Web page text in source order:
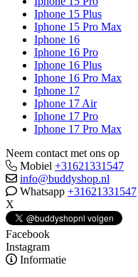
Iphone 15 Plus
Iphone 15 Pro Max
Iphone 16
Iphone 16 Pro
Iphone 16 Plus
Iphone 16 Pro Max
Iphone 17
Iphone 17 Air
Iphone 17 Pro
Iphone 17 Pro Max
Neem contact met ons op
Mobiel +31621331547
info@buddyshop.nl
Whatsapp +31621331547
X
Facebook
Instagram
Informatie